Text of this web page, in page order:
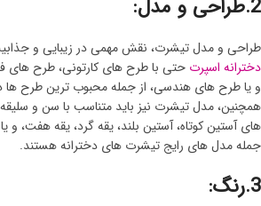
2.طراحی و مدل:
طراحی و مدل تیشرت، نقش مهمی در زیبایی و
دخترانه اسپرت حتی با طرح های کارتونی، طرح های
و یا طرح های هندسی، از جمله محبوب ترین طرح‌ ها
همچنین، مدل تیشرت نیز باید متناسب با سن و
های آستین کوتاه، آستین بلند، یقه گرد، یقه هفت، و
جمله مدل های رایج تیشرت های دخترانه هستند.
3.رنگ: